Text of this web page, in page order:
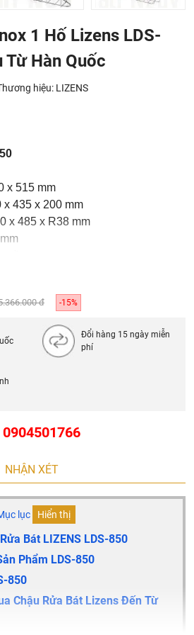
1 Hố Lizens LDS-
Từ Hàn Quốc
hiệu: LIZENS
x 515 mm
435 x 200 mm
x 485 x R38 mm
240
đ -15%
Đổi hàng 15 ngày miễn
phí
NHẬN XÉT
lục Hiển thị
Bát LIZENS LDS-850
Phẩm LDS-850
850
Chậu Rửa Bát Lizens Đến Từ